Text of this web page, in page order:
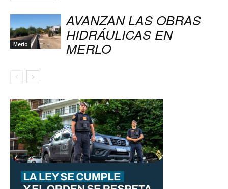
Merlo
AVANZAN LAS OBRAS
HIDRÁULICAS EN
MERLO